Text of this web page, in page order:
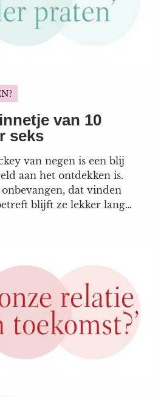
van 10
seks
van negen is een blij
aan het ontdekken is.
dat vinden
blijft ze lekker lang